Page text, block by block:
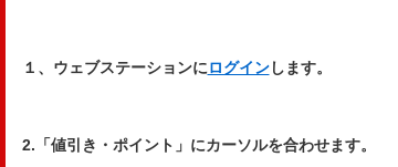
１、ウェブステーションにログインします。
2. 「値引き・ポイント」にカーソルを合わせます。